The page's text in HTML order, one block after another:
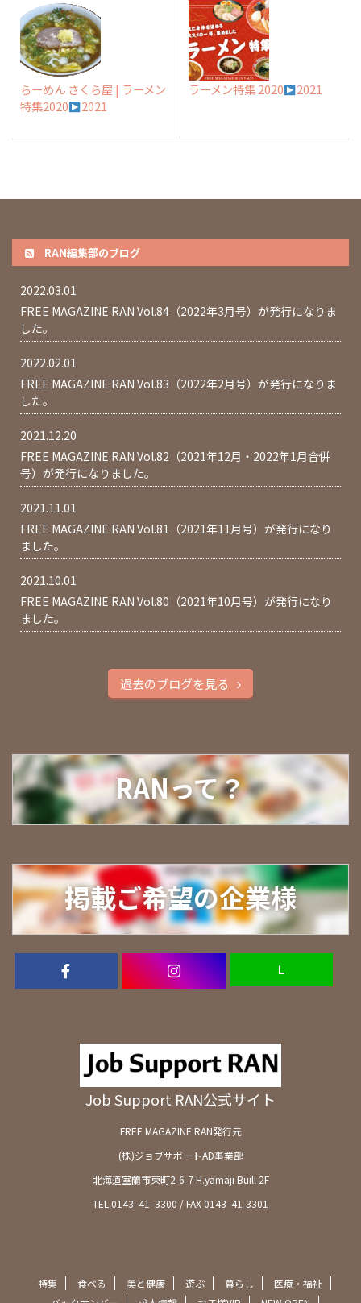
らーめん さくら屋 | ラーメン
特集2020
2021
ラーメン特集 2020 2021
RAN編集部のブログ
2022.03.01
FREE MAGAZINE RAN Vol.84（2022年3月号）が発行になりま
した。
2022.02.01
FREE MAGAZINE RAN Vol.83（2022年2月号）が発行になりま
した。
2021.12.20
FREE MAGAZINE RAN Vol.82（2021年12月・2022年1月合併
号）が発行になりました。
2021.11.01
FREE MAGAZINE RAN Vol.81（2021年11月号）が発行になり
ました。
2021.10.01
FREE MAGAZINE RAN Vol.80（2021年10月号）が発行になり
ました。
過去のブログを見る
RANって？
掲載ご希望の企業様
Ｌ
Job Support RAN公式サイト
FREE MAGAZINE RAN発行元
(株)ジョブサポートAD事業部
北海道室蘭市東町2-6-7 H.yamaji Buill 2F
TEL 0143–41–3300 / FAX 0143–41-3301
特集 食べる 美と健康 遊ぶ 暮らし
医療・福祉